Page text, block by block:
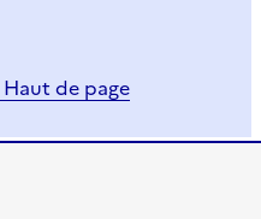
Haut de page